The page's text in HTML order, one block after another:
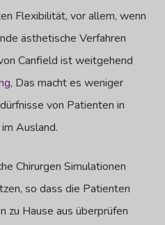
Flexibilität, vor allem, wenn
ästhetische Verfahren
Canfield ist weitgehend
, Das macht es weniger
von Patienten in
Ausland.
Chirurgen Simulationen
so dass die Patienten
zu Hause aus überprüfen